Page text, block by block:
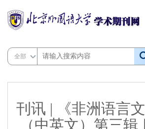
全部
刊讯 | 《非洲语言文
（中英文）第三辑